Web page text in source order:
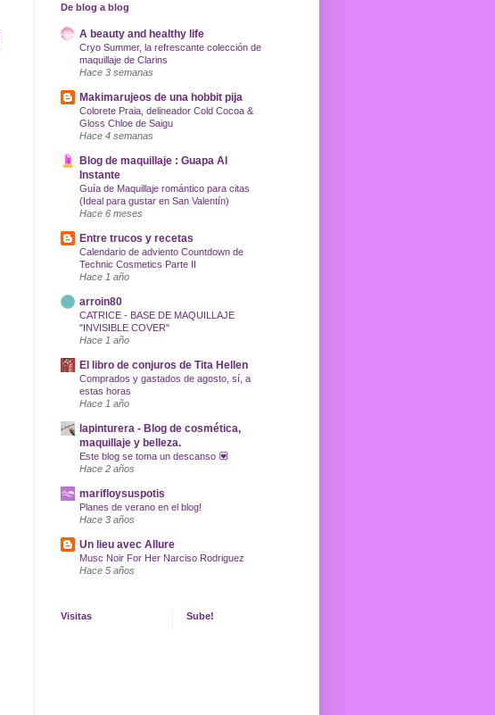
De blog a blog
A beauty and healthy life
Cryo Summer, la refrescante colección de
maquillaje de Clarins
Hace 3 semanas
Makimarujeos de una hobbit pija
Colorete Praia, delineador Cold Cocoa &
Gloss Chloe de Saigu
Hace 4 semanas
Blog de maquillaje : Guapa Al
Instante
Guía de Maquillaje romántico para citas
(Ideal para gustar en San Valentín)
Hace 6 meses
Entre trucos y recetas
Calendario de adviento Countdown de
Technic Cosmetics Parte II
Hace 1 año
arroin80
CATRICE - BASE DE MAQUILLAJE
"INVISIBLE COVER"
Hace 1 año
El libro de conjuros de Tita Hellen
Comprados y gastados de agosto, sí, a
estas horas
Hace 1 año
lapinturera - Blog de cosmética,
maquillaje y belleza.
Este blog se toma un descanso 💟
Hace 2 años
marifloysuspotis
Planes de verano en el blog!
Hace 3 años
Un lieu avec Allure
Musc Noir For Her Narciso Rodriguez
Hace 5 años
Visitas Sube!